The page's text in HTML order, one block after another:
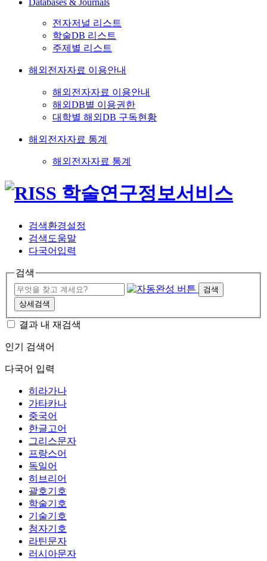
Databases & Journals
전자저널 리스트
학술DB 리스트
주제별 리스트
해외전자자료 이용안내
해외전자자료 이용안내
해외DB별 이용권한
대학별 해외DB 구독현황
해외전자자료 통계
해외전자자료 통계
검색환경설정
검색도움말
다국어입력
검색
검색
상세검색
결과 내 재검색
인기 검색어
다국어 입력
히라가나
가타카나
중국어
한글고어
그리스문자
프랑스어
독일어
히브리어
괄호기호
학술기호
기술기호
첨자기호
라틴문자
러시아문자